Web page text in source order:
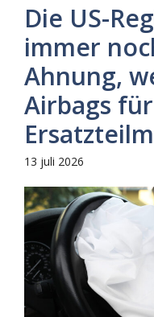
Die US-
immer
Ahnung,
Airbags
13 juli 2026